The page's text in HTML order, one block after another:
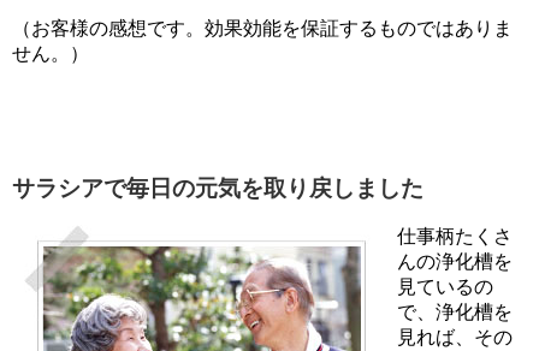
（お客様の感想です。効果効能を保証するものではありま
せん。）
サラシアで毎日の元気を取り戻しました
仕事柄たくさ
んの浄化槽を
見ているの
で、浄化槽を
見れば、その